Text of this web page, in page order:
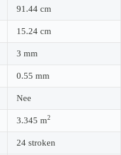
91.44 cm
15.24 cm
3 mm
0.55 mm
Nee
3.345 m2
24 stroken